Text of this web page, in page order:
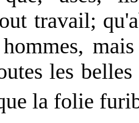
travail;
les
la folie